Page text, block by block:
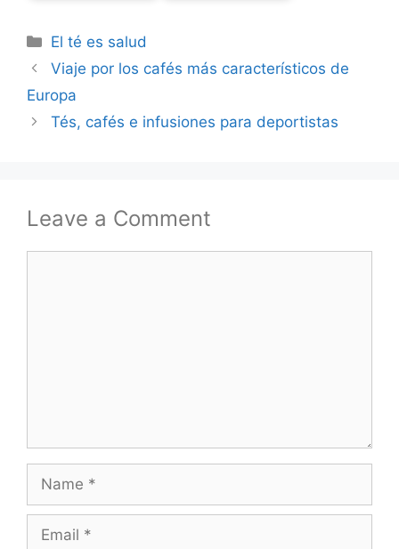
Categories
El té es salud
Viaje por los cafés más característicos de
Europa
Tés, cafés e infusiones para deportistas
Leave a Comment
Name
Email